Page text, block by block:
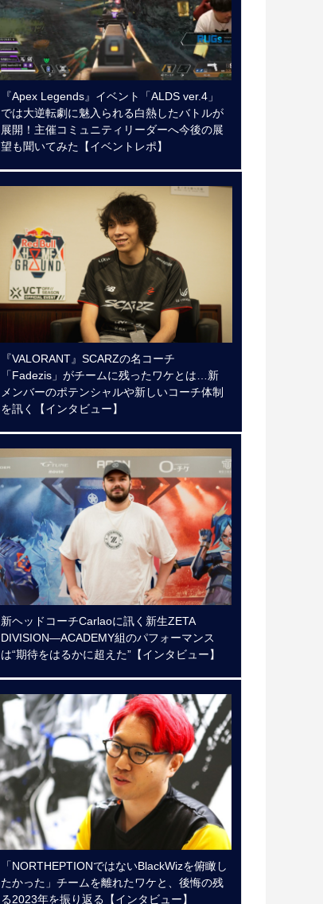
『Apex Legends』イベント「ALDS ver.4」
では大逆転劇に魅入られる白熱したバトルが
展開！主催コミュニティリーダーへ今後の展
望も聞いてみた【イベントレポ】
『VALORANT』SCARZの名コーチ
「Fadezis」がチームに残ったワケとは…新
メンバーのポテンシャルや新しいコーチ体制
を訊く【インタビュー】
新ヘッドコーチCarlaoに訊く新生ZETA
DIVISION―ACADEMY組のパフォーマンス
は“期待をはるかに超えた”【インタビュー】
「NORTHEPTIONではないBlackWizを俯瞰し
たかった」チームを離れたワケと、後悔の残
る2023年を振り返る【インタビュー】